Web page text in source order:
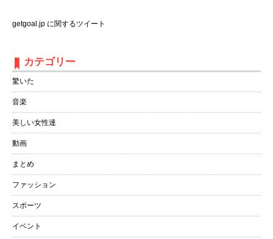
getgoal.jp に関するツイート
カテゴリー
驚いた
音楽
美しい女性達
動画
まとめ
ファッション
スポーツ
イベント